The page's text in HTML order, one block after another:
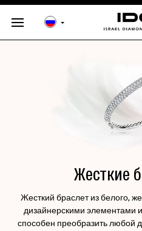
Жесткие
Жесткий браслет из белого,
дизайнерскими
способен преобразить любой